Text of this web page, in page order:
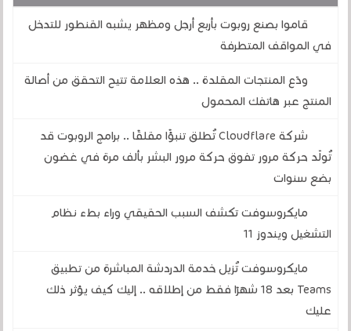
قاموا بصنع روبوت بأربع أرجل ومظهر يشبه القنطور للتدخل
في المواقف المتطرفة
ودّع المنتجات المقلدة .. هذه العلامة تتيح التحقق من أصالة
المنتج عبر هاتفك المحمول
شركة Cloudflare تُطلق تنبؤًا مقلقًا .. برامج الروبوت قد
تُولّد حركة مرور تفوق حركة مرور البشر بألف مرة في غضون
بضع سنوات
مايكروسوفت تكشف السبب الحقيقي وراء بطء نظام
التشغيل ويندوز 11
مايكروسوفت تُزيل خدمة الدردشة المباشرة من تطبيق
Teams بعد 18 شهرًا فقط من إطلاقه .. إليك كيف يؤثر ذلك
عليك